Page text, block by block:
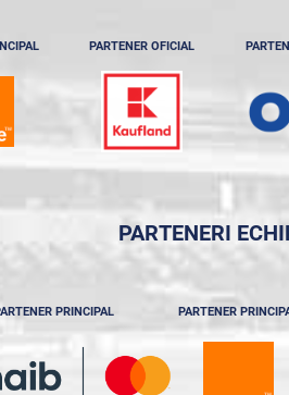
PARTENER OFICIAL
PARTENERI
PRINCIPAL PARTENER